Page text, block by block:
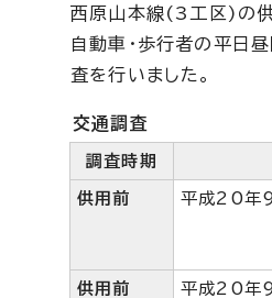
西原山本線(3工区)の供
自動車・歩行者の平日
査を行いました。
交通調査
調査時期
供用前 平成20年
供用前 平成20年